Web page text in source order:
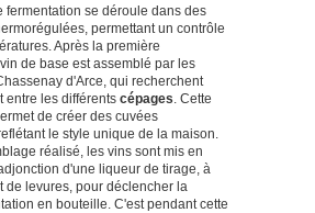
fermentation se déroule dans des
permettant un contrôle
Après la première
de base est assemblé par les
d'Arce, qui recherchent
entre les différents cépages. Cette
de créer des cuvées
le style unique de la maison.
réalisé, les vins sont mis en
d'une liqueur de tirage, à
de levures, pour déclencher la
en bouteille. C'est pendant cette